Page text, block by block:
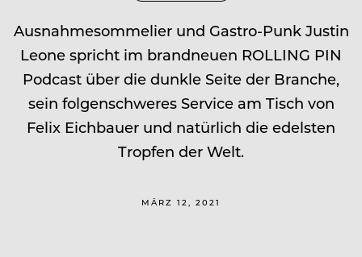
Ausnahmesommelier und Gastro-Punk Justin
Leone spricht im brandneuen ROLLING PIN
Podcast über die dunkle Seite der Branche,
sein folgenschweres Service am Tisch von
Felix Eichbauer und natürlich die edelsten
Tropfen der Welt.
MÄRZ 12, 2021